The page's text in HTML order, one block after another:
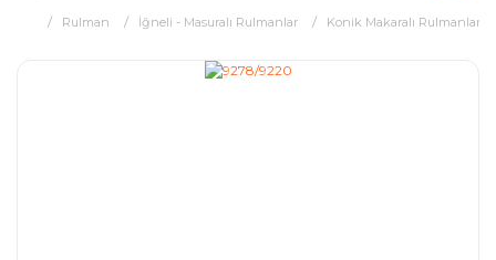
Rulman İğneli - Masuralı Rulmanlar Konik Makaralı Rulmanlar